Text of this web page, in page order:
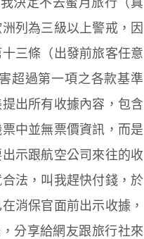
決定不去蜜月旅行（真
列為三級以上警戒，因
三條（出發前旅客任意
超過第一項之各款基準
出所有收據內容，包含
中並無票價資訊，而是
示跟航空公司來往的收
法，叫我趕快付錢，於
消保官面前出示收據，
分享給網友跟旅行社來